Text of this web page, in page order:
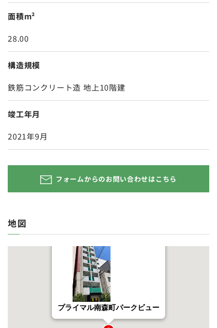
面積m²
28.00
構造規模
鉄筋コンクリート造 地上10階建
竣工年月
2021年9月
フォームからのお問い合わせはこちら
地図
プライマル南森町パークビュー